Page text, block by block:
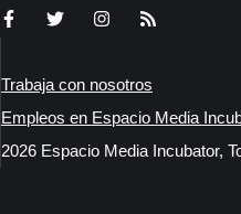
Trabaja con nosotros
Empleos en Espacio Media
2026 Espacio Media Incubator,